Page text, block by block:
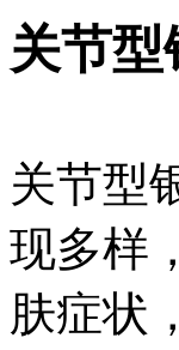
关节
关节型
现多样
肤症状